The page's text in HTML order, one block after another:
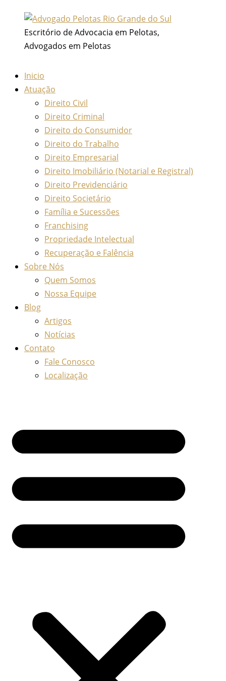
conteúdo
Escritório de Advocacia em Pelotas,
Advogados em Pelotas
Inicio
Atuação
Direito Civil
Direito Criminal
Direito do Consumidor
Direito do Trabalho
Direito Empresarial
Direito Imobiliário (Notarial e Registral)
Direito Previdenciário
Direito Societário
Família e Sucessões
Franchising
Propriedade Intelectual
Recuperação e Falência
Sobre Nós
Quem Somos
Nossa Equipe
Blog
Artigos
Notícias
Contato
Fale Conosco
Localização